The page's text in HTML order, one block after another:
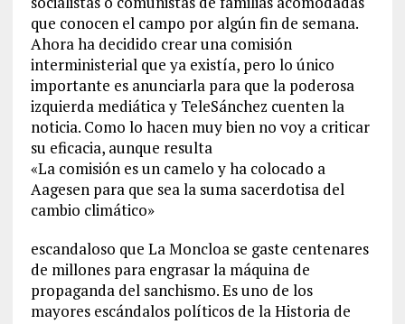
que conocen el campo por algún fin de semana.
Ahora ha decidido crear una comisión
interministerial que ya existía, pero lo único
importante es anunciarla para que la poderosa
izquierda mediática y TeleSánchez cuenten la
noticia. Como lo hacen muy bien no voy a criticar
su eficacia, aunque resulta
«La comisión es un camelo y ha colocado a
Aagesen para que sea la suma sacerdotisa del
cambio climático»
escandaloso que La Moncloa se gaste centenares
de millones para engrasar la máquina de
propaganda del sanchismo. Es uno de los
mayores escándalos políticos de la Historia de